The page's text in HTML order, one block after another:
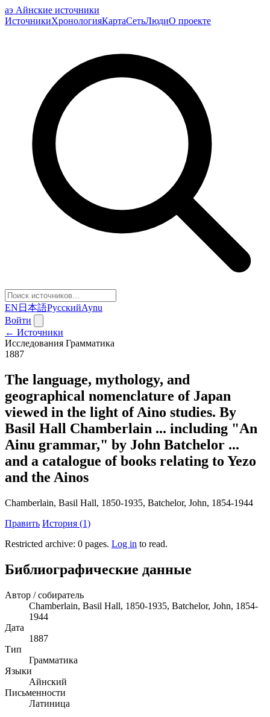
аэ Айнские источники
ИсточникиХронологияКартаСетьЛюдиО проекте
EN 日本語РусскийAynu
Войти
← Источники
Исследования Грамматика
1887
The language, mythology, and
geographical nomenclature of Japan
viewed in the light of Aino studies. By
Basil Hall Chamberlain ... including "An
Ainu grammar," by John Batchelor ...
and a catalogue of books relating to Yezo
and the Ainos
Chamberlain, Basil Hall, 1850-1935, Batchelor, John, 1854-1944
Править История (1)
Restricted archive: 0 pages. Log in to read.
Библиографические данные
Автор / собиратель
Chamberlain, Basil Hall, 1850-1935, Batchelor, John, 1854-
1944
Дата
1887
Тип
Грамматика
Языки
Айнский
Письменности
Латиница